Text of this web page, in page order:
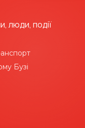
люди, події
Бузі